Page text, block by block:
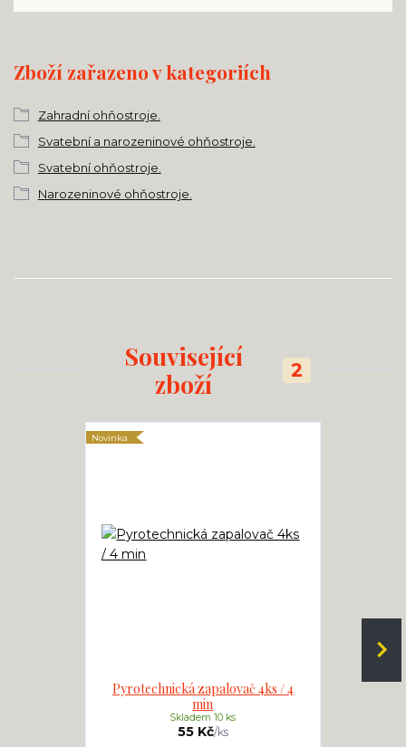
Zboží zařazeno v kategoriích
Zahradní ohňostroje.
Svatební a narozeninové ohňostroje.
Svatební ohňostroje.
Narozeninové ohňostroje.
Související
zboží
2
Novinka
Pyrotechnická zapalovač 4ks / 4
min
55 Kč/ks
Skladem 10 ks